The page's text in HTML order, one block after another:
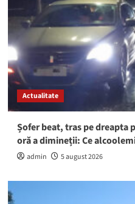
Actualitate
Șofer beat, tras pe dreapta
oră a dimineții: Ce
admin 5 august 2026